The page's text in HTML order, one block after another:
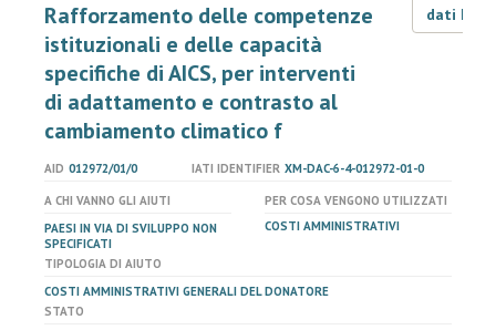
Rafforzamento delle competenze
istituzionali e delle capacità
specifiche di AICS, per interventi
di adattamento e contrasto al
cambiamento climatico f
dati LOD
AID 012972/01/0 IATI IDENTIFIER XM-DAC-6-4-012972-01-0
A CHI VANNO GLI AIUTI
PAESI IN VIA DI SVILUPPO NON
SPECIFICATI
PER COSA VENGONO UTILIZZATI
COSTI AMMINISTRATIVI
TIPOLOGIA DI AIUTO
COSTI AMMINISTRATIVI GENERALI DEL DONATORE
STATO